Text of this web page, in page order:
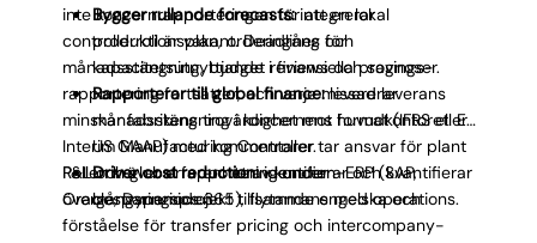
Bygger rullande forecasts:integrerar
produktionsplan, orderingång och
kapacitetsutnyttjande i finansiella prognoser.
Rapporterar till global finance:levererar
månadsstängning i koncernens format (IFRS eller
US GAAP) med kommentarer.
Driver cost reduction:identifierar och kvantifierar
besparingsprojekt tillsammans med operations.
inte koncernrapporteringen för att en lokal
controllerroll är vakant. Deadlines för
månadsstängning, budget reviews och savings-
rapportering fortsätter, och varje missad leverans
minskar fabrikens trovärdighet mot huvudkontoret. En
Interim Manufacturing Controller tar ansvar för plant
P&L och global rapportering under
övergångsperioden.
Rollen kräver erfarenhet av koncern-ERP (SAP,
Oracle, Dynamics 365), flytande engelska och
förståelse för transfer pricing och intercompany-